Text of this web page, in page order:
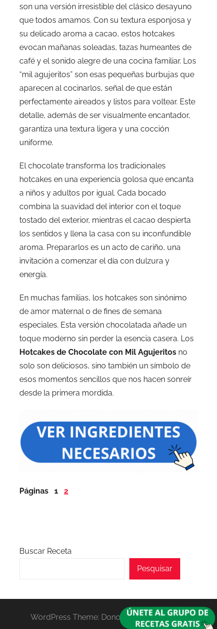
son una versión irresistible del clásico desayuno
que todos amamos. Con su textura esponjosa y
su delicado aroma a cacao, estos hotcakes
evocan mañanas soleadas, tazas humeantes de
café y el sonido alegre de una cocina familiar. Los
“mil agujeritos” son esas pequeñas burbujas que
aparecen al cocinarlos, señal de que están
perfectamente aireados y listos para voltear. Este
detalle, además de ser visualmente encantador,
garantiza una textura ligera y una cocción
uniforme.
El chocolate transforma los tradicionales
hotcakes en una experiencia golosa que encanta
a niños y adultos por igual. Cada bocado
combina la suavidad del interior con el toque
tostado del exterior, mientras el cacao despierta
los sentidos y llena la casa con su inconfundible
aroma. Prepararlos es un acto de cariño, una
invitación a comenzar el día con dulzura y
energía.
En muchas familias, los hotcakes son sinónimo
de amor maternal o de fines de semana
especiales. Esta versión chocolatada añade un
toque moderno sin perder la esencia casera. Los
Hotcakes de Chocolate con Mil Agujeritos no
solo son deliciosos, sino también un símbolo de
esos momentos sencillos que nos hacen sonreír
desde la primera mordida.
Páginas 1 2
Buscar Receta
Pesquisar
WordPress Theme: Donovan by ThemeZee.